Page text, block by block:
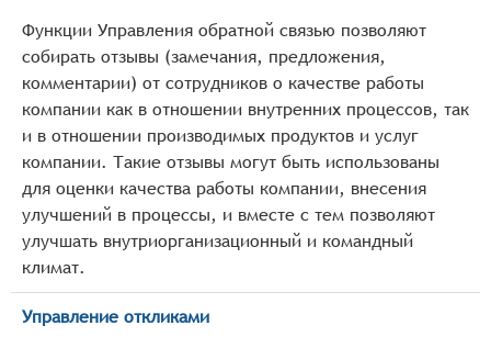
Функции Управления обратной связью позволяют
собирать отзывы (замечания, предложения,
комментарии) от сотрудников о качестве работы
компании как в отношении внутренних процессов, так
и в отношении производимых продуктов и услуг
компании. Такие отзывы могут быть использованы
для оценки качества работы компании, внесения
улучшений в процессы, и вместе с тем позволяют
улучшать внутриорганизационный и командный
климат.
Управление откликами